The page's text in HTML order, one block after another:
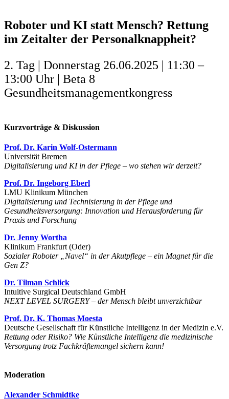
Roboter und KI statt Mensch? Rettung
im Zeitalter der Personalknappheit?
2. Tag | Donnerstag 26.06.2025 | 11:30 –
13:00 Uhr | Beta 8
Gesundheitsmanagementkongress
Kurzvorträge & Diskussion
Prof. Dr. Karin Wolf-Ostermann
Universität Bremen
Digitalisierung und KI in der Pflege – wo stehen wir derzeit?
Prof. Dr. Ingeborg Eberl
LMU Klinikum München
Digitalisierung und Technisierung in der Pflege und
Gesundheitsversorgung: Innovation und Herausforderung für
Praxis und Forschung
Dr. Jenny Wortha
Klinikum Frankfurt (Oder)
Sozialer Roboter „Navel“ in der Akutpflege – ein Magnet für die
Gen Z?
Dr. Tilman Schlick
Intuitive Surgical Deutschland GmbH
NEXT LEVEL SURGERY – der Mensch bleibt unverzichtbar
Prof. Dr. K. Thomas Moesta
Deutsche Gesellschaft für Künstliche Intelligenz in der Medizin e.V.
Rettung oder Risiko? Wie Künstliche Intelligenz die medizinische
Versorgung trotz Fachkräftemangel sichern kann!
Moderation
Alexander Schmidtke